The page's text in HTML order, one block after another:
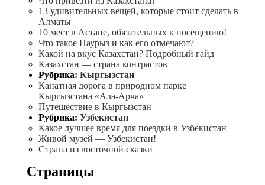
13 удивительных вещей, которые стоит сделать в
Алматы
10 мест в Астане, обязательных к посещению!
Что такое Наурыз и как его отмечают?
Какой на вкус Казахстан? Подробный гайд
Казахстан — страна контрастов
Рубрика: Кыргызстан
Канатная дорога в природном парке
Кыргызстана «Ала-Арча»
Путешествие в Кыргызстан
Рубрика: Узбекистан
Какое лучшее время для поездки в Узбекистан
Живой музей — Узбекистан!
Страна из восточной сказки
Страницы